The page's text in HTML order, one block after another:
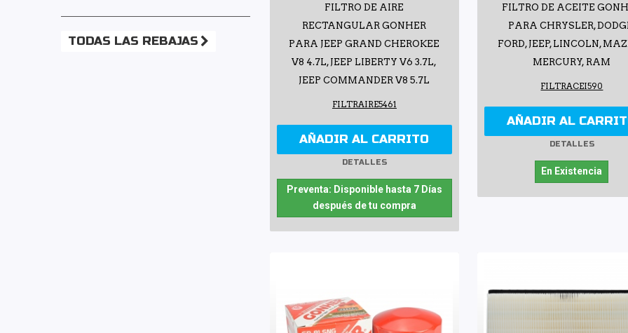
TODAS LAS REBAJAS
FILTRO DE AIRE
RECTANGULAR GONHER
PARA JEEP GRAND CHEROKEE
V8 4.7L, JEEP LIBERTY V6 3.7L,
JEEP COMMANDER V8 5.7L
FILTRAIRE5461
AÑADIR AL CARRITO
DETALLES
Preventa: Disponible hasta 7 Días
después de tu compra
FILTRO DE ACEITE
PARA CHRYSLER,
FORD, JEEP, LINCOLN,
MERCURY, RAM
FILTRACEI590
AÑADIR AL
DETALLES
En Existencia